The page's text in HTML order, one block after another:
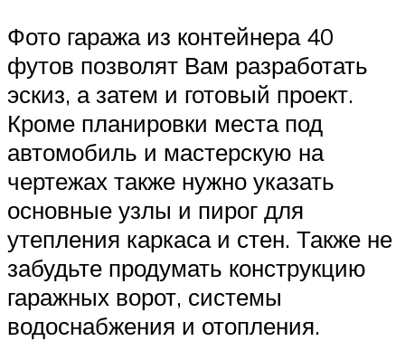
Фото гаража из контейнера 40
футов позволят Вам разработать
эскиз, а затем и готовый проект.
Кроме планировки места под
автомобиль и мастерскую на
чертежах также нужно указать
основные узлы и пирог для
утепления каркаса и стен. Также не
забудьте продумать конструкцию
гаражных ворот, системы
водоснабжения и отопления.